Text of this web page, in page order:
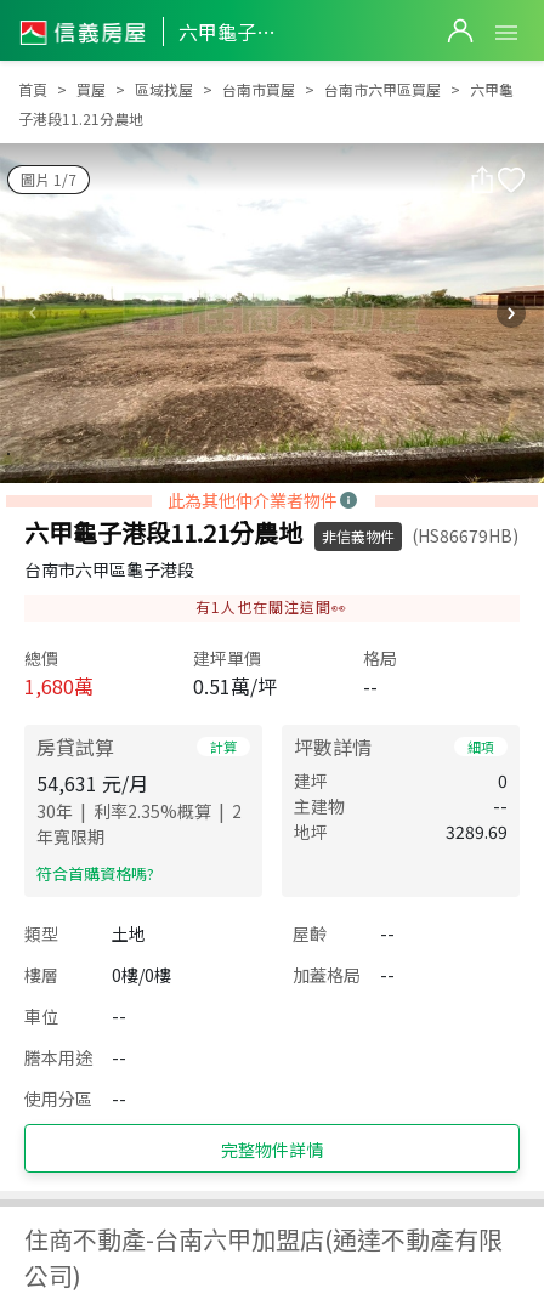
六甲龜子港段11.21分農地
六甲龜子港段11.21分農地
首頁 買屋 區域找屋 台南市買屋 台南市六甲區買屋
六甲龜
子港段11.21分農地
圖片 1/7
此為其他仲介業者物件
六甲龜子港段11.21分農地 非信義物件
(HS86679HB)
台南市六甲區龜子港段
有1 人也在關注這間👀
總價
1,680萬
建坪單價
0.51萬/坪
格局
--
房貸試算 計算
54,631 元/月
30年 | 利率2.35%概算 | 2
年寬限期
​符合首購資格嗎?
坪數詳情 細項
建坪
0
主建物
--
地坪
3289.69
類型 土地 屋齡
--
樓層
0樓/0樓 加蓋格局
--
車位
--
謄本用途
--
使用分區
--
完整物件詳情
住商不動產-台南六甲加盟店(通達不動產有限
公司)